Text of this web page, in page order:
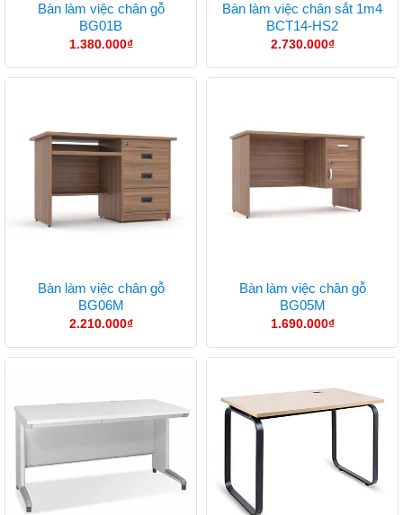
Bàn làm việc chân gỗ
BG01B
1.380.000₫
Bàn làm việc chân sắt 1m4
BCT14-HS2
2.730.000₫
Bàn làm việc chân gỗ
BG06M
2.210.000₫
Bàn làm việc chân gỗ
BG05M
1.690.000₫